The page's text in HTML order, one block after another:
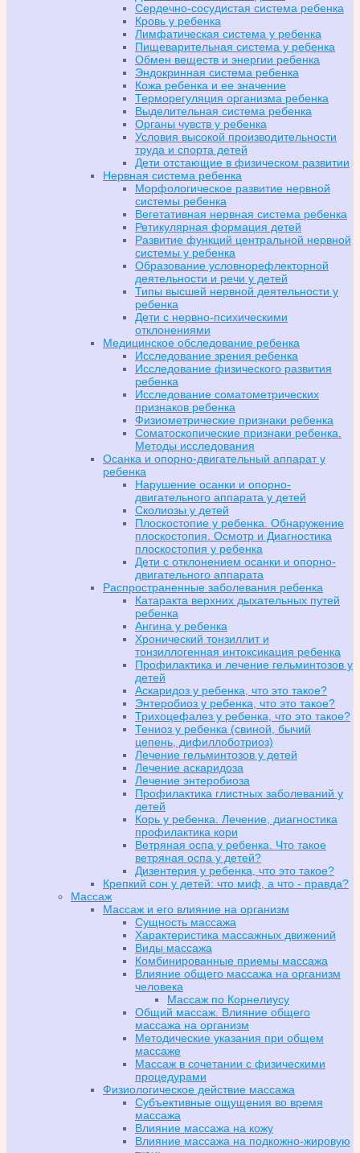
Сердечно-сосудистая система ребенка
Кровь у ребенка
Лимфатическая система у ребенка
Пищеварительная система у ребенка
Обмен веществ и энергии ребенка
Эндокринная система ребенка
Кожа ребенка и ее значение
Терморегуляция организма ребенка
Выделительная система ребенка
Органы чувств у ребенка
Условия высокой производительности
труда и спорта детей
Дети отстающие в физическом развитии
Нервная система ребенка
Морфологическое развитие нервной
системы ребенка
Вегетативная нервная система ребенка
Ретикулярная формация детей
Развитие функций центральной нервной
системы у ребенка
Образование условнорефлекторной
деятельности и речи у детей
Типы высшей нервной деятельности у
ребенка
Дети с нервно-психическими
отклонениями
Медицинское обследование ребенка
Исследование зрения ребенка
Исследование физического развития
ребенка
Исследование соматометрических
признаков ребенка
Физиометрические признаки ребенка
Соматоскопические признаки ребенка.
Методы исследования
Осанка и опорно-двигательный аппарат у
ребенка
Нарушение осанки и опорно-
двигательного аппарата у детей
Сколиозы у детей
Плоскостопие у ребенка. Обнаружение
плоскостопия. Осмотр и Диагностика
плоскостопия у ребенка
Дети с отклонением осанки и опорно-
двигательного аппарата
Распространенные заболевания ребенка
Катаракта верхних дыхательных путей
ребенка
Ангина у ребенка
Хронический тонзиллит и
тонзиллогенная интоксикация ребенка
Профилактика и лечение гельминтозов у
детей
Аскаридоз у ребенка, что это такое?
Энтеробиоз у ребенка, что это такое?
Трихоцефалез у ребенка, что это такое?
Тениоз у ребенка (свиной, бычий
цепень, дифиллоботриоз)
Лечение гельминтозов у детей
Лечение аскаридоза
Лечение энтеробиоза
Профилактика глистных заболеваний у
детей
Корь у ребенка. Лечение, диагностика
профилактика кори
Ветряная оспа у ребенка. Что такое
ветряная оспа у детей?
Дизентерия у ребенка, что это такое?
Крепкий сон у детей: что миф, а что - правда?
Массаж
Массаж и его влияние на организм
Сущность массажа
Характеристика массажных движений
Виды массажа
Комбинированные приемы массажа
Влияние общего массажа на организм
человека
Массаж по Корнелиусу
Общий массаж. Влияние общего
массажа на организм
Методические указания при общем
массаже
Массаж в сочетании с физическими
процедурами
Физиологическое действие массажа
Субъективные ощущения во время
массажа
Влияние массажа на кожу
Влияние массажа на подкожно-жировую